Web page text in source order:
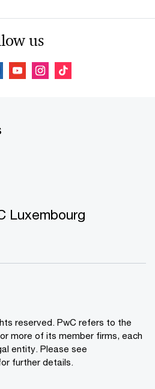
us
Luxembourg
reserved. PwC refers to the
more of its member firms, each
entity. Please see
further details.